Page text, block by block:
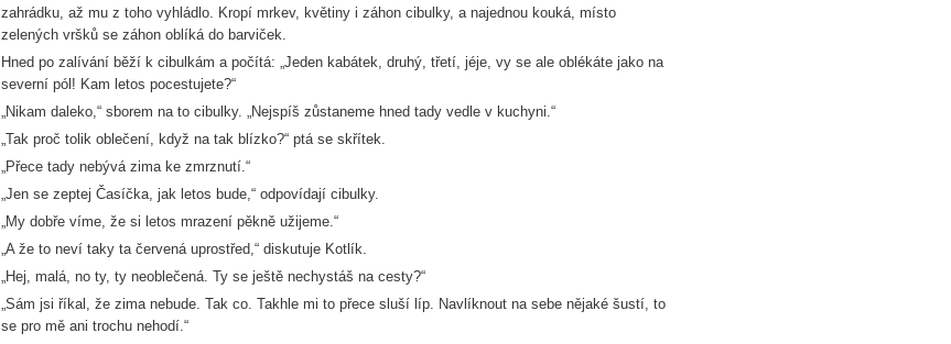
zahrádku, až mu z toho vyhládlo. Kropí mrkev, květiny i záhon cibulky, a najednou kouká, místo
zelených vršků se záhon oblíká do barviček.
Hned po zalívání běží k cibulkám a počítá: „Jeden kabátek, druhý, třetí, jéje, vy se ale oblékáte jako na
severní pól! Kam letos pocestujete?“
„Nikam daleko,“ sborem na to cibulky. „Nejspíš zůstaneme hned tady vedle v kuchyni.“
„Tak proč tolik oblečení, když na tak blízko?“ ptá se skřítek.
„Přece tady nebývá zima ke zmrznutí.“
„Jen se zeptej Časíčka, jak letos bude,“ odpovídají cibulky.
„My dobře víme, že si letos mrazení pěkně užijeme.“
„A že to neví taky ta červená uprostřed,“ diskutuje Kotlík.
„Hej, malá, no ty, ty neoblečená. Ty se ještě nechystáš na cesty?“
„Sám jsi říkal, že zima nebude. Tak co. Takhle mi to přece sluší líp. Navlíknout na sebe nějaké šustí, to
se pro mě ani trochu nehodí.“